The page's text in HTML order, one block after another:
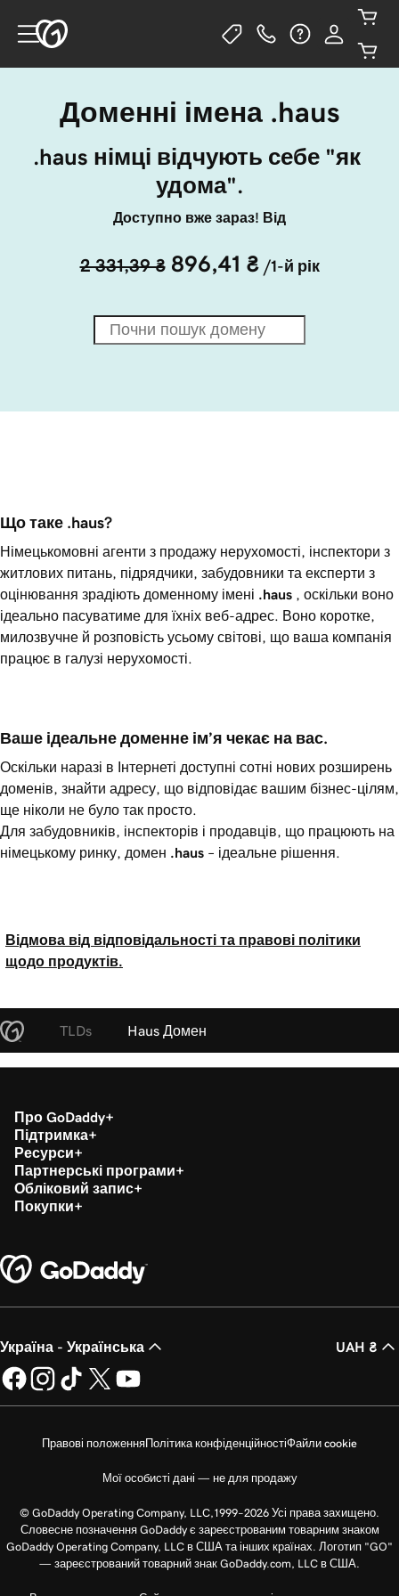
Доменні імена .haus
.haus німці відчують себе "як
удома".
Доступно вже зараз! Від
2 331,39 ₴ 896,41 ₴ /1-й рік
Що таке .haus?
Німецькомовні агенти з продажу нерухомості, інспектори з
житлових питань, підрядчики, забудовники та експерти з
оцінювання зрадіють доменному імені .haus , оскільки воно
ідеально пасуватиме для їхніх веб-адрес. Воно коротке,
милозвучне й розповість усьому світові, що ваша компанія
працює в галузі нерухомості.
Ваше ідеальне доменне ім’я чекає на вас.
Оскільки наразі в Інтернеті доступні сотні нових розширень
доменів, знайти адресу, що відповідає вашим бізнес-цілям,
ще ніколи не було так просто.
Для забудовників, інспекторів і продавців, що працюють на
німецькому ринку, домен .haus – ідеальне рішення.
Відмова від відповідальності та правові політики
щодо продуктів.
TLDs Haus Домен
Про GoDaddy
Підтримка
Ресурси
Партнерські програми
Обліковий запис
Покупки
Україна - Українська UAH ₴
Правові положенняПолітика конфіденційностіФайли cookie
Мої особисті дані — не для продажу
© GoDaddy Operating Company, LLC,1999–2026 Усі права захищено.
Словесне позначення GoDaddy є зареєстрованим товарним знаком
GoDaddy Operating Company, LLC в США та інших країнах. Логотип "GO"
— зареєстрований товарний знак GoDaddy.com, LLC в США.